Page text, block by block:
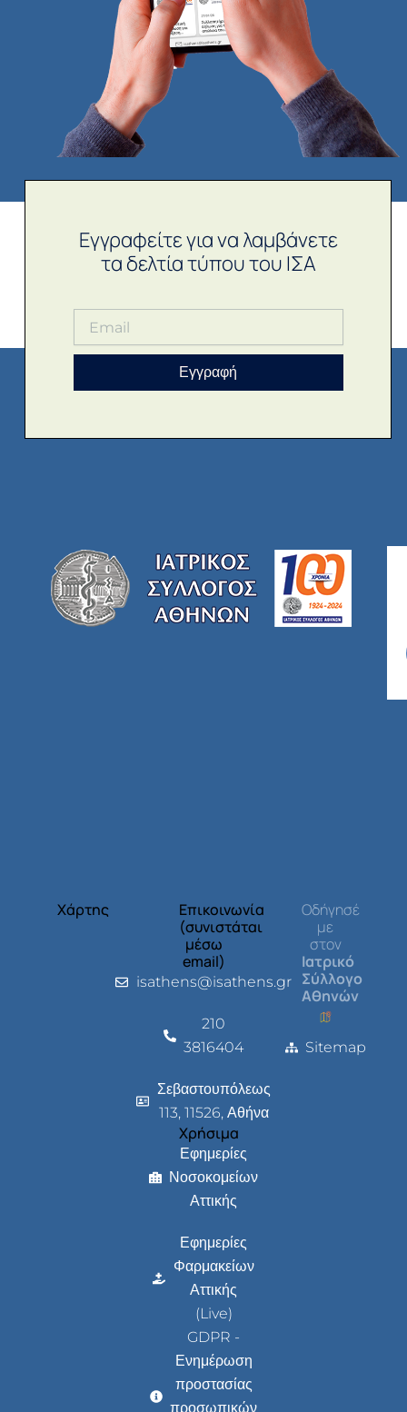
Εγγραφείτε για να λαμβάνετε
τα δελτία τύπου του ΙΣΑ
Εγγραφή
Χάρτης
Επικοινωνία
(συνιστάται
μέσω
email)
isathens@isathens.gr
210
3816404
Σεβαστουπόλεως
113, 11526, Αθήνα
Χρήσιμα
Εφημερίες
Νοσοκομείων
Αττικής
Εφημερίες
Φαρμακείων
Αττικής
(Live)
GDPR -
Ενημέρωση
προστασίας
προσωπικών
Οδήγησέ
με
στον
Ιατρικό
Σύλλογο
Αθηνών
Sitemap